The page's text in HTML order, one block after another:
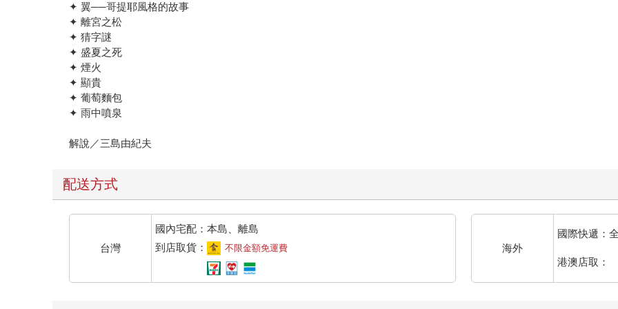
✦ 翼──哥提耶風格的故事
✦ 離宮之松
✦ 猜字謎
✦ 盛夏之死
✦ 煙火
✦ 顯貴
✦ 葡萄麵包
✦ 雨中噴泉
解說／三島由紀夫
配送方式
台灣
國內宅配：本島、離島
到店取貨：
不限金額免運費 海外
國際快遞：
港澳店取：